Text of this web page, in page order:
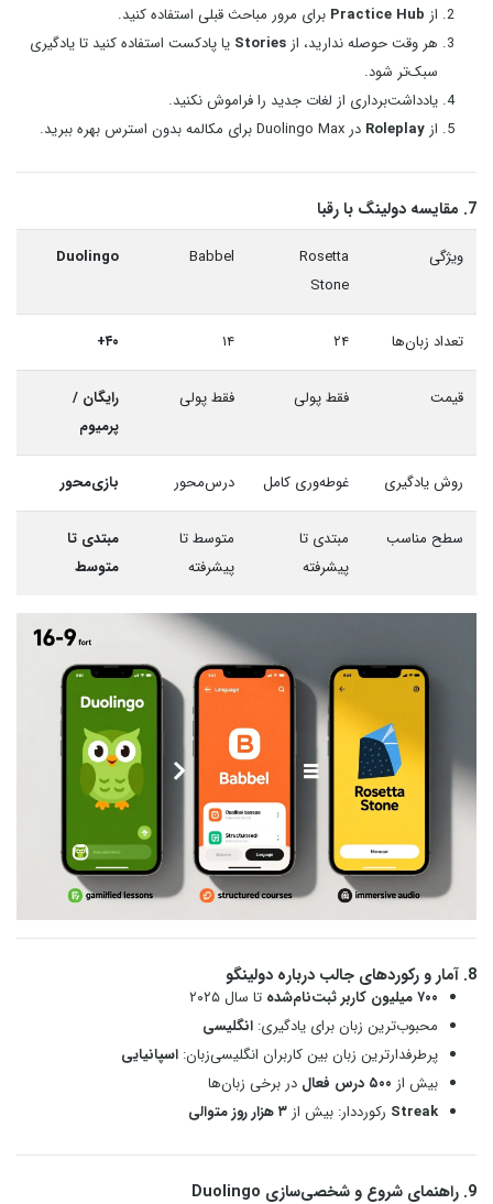
از Practice Hub برای مرور مباحث قبلی استفاده کنید.
هر وقت حوصله ندارید، از Stories یا پادکست استفاده کنید تا یادگیری
سبک‌تر شود.
یادداشت‌برداری از لغات جدید را فراموش نکنید.
از Roleplay در Duolingo Max برای مکالمه بدون استرس بهره ببرید.
7. مقایسه دولینگ با رقبا
ویژگی
Rosetta
Stone
Babbel
Duolingo
تعداد زبان‌ها ۲۴ ۱۴ ۴۰+
قیمت فقط پولی فقط پولی
رایگان /
پرمیوم
روش یادگیری غوطه‌وری کامل درس‌محور بازی‌محور
سطح مناسب
مبتدی تا
پیشرفته
متوسط تا
پیشرفته
مبتدی تا
متوسط
8. آمار و رکوردهای جالب درباره دولینگو
۷۰۰ میلیون کاربر ثبت‌نام‌شده
تا سال ۲۰۲۵
محبوب‌ترین زبان برای یادگیری: انگلیسی
پرطرفدارترین زبان بین کاربران انگلیسی‌زبان: اسپانیایی
بیش از ۵۰۰ درس فعال
در برخی زبان‌ها
Streak رکورددار: بیش از ۳ هزار روز متوالی
9. راهنمای شروع و شخصی‌سازی Duolingo